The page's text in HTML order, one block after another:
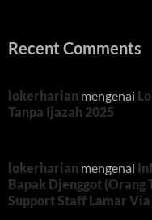
Recent Comments
lokerharian mengenai
Tanpa Ijazah 2025
lokerharian mengenai
Bapak Djenggot (Orang
Support Staff Lamar Via